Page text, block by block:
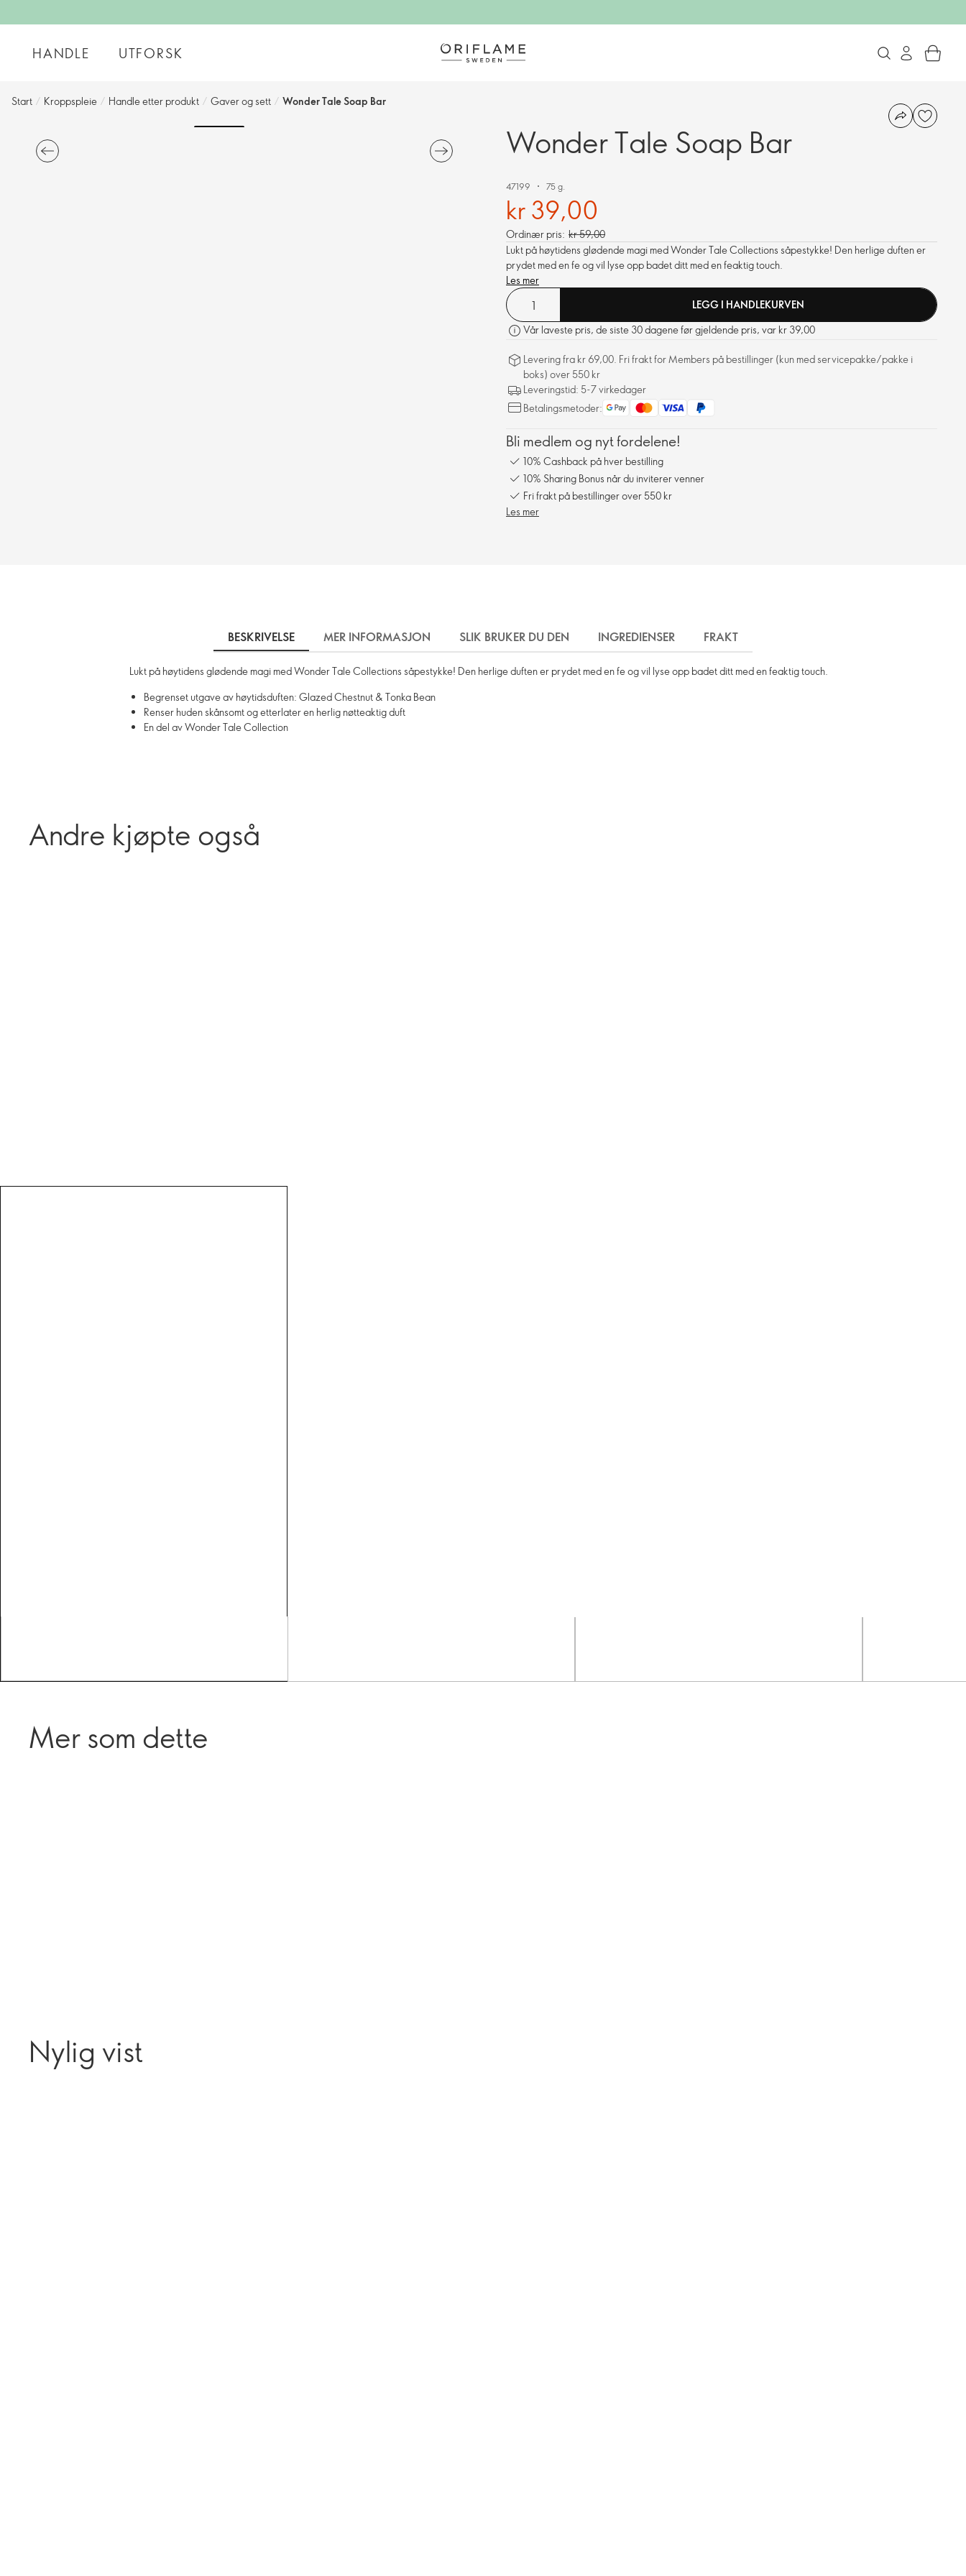
HANDLE UTFORSK
Start / Kroppspleie / Handle etter produkt / Gaver og sett / Wonder Tale Soap Bar
Wonder Tale Soap Bar
47199 75 g.
kr 39,00
Ordinær pris: kr 59,00
Lukt på høytidens glødende magi med Wonder Tale Collections såpestykke! Den herlige duften er
prydet med en fe og vil lyse opp badet ditt med en feaktig touch.
Les mer
LEGG I HANDLEKURVEN
Vår laveste pris, de siste 30 dagene før gjeldende pris, var kr 39,00
Levering fra kr 69,00. Fri frakt for Members på bestillinger (kun med servicepakke/pakke i
boks) over 550 kr
Leveringstid: 5-7 virkedager
Betalingsmetoder:
Bli medlem og nyt fordelene!
10% Cashback på hver bestilling
10% Sharing Bonus når du inviterer venner
Fri frakt på bestillinger over 550 kr
Les mer
BESKRIVELSE MER INFORMASJON SLIK BRUKER DU DEN INGREDIENSER FRAKT
Lukt på høytidens glødende magi med Wonder Tale Collections såpestykke! Den herlige duften er prydet med en fe og vil lyse opp badet ditt med en feaktig touch.
Begrenset utgave av høytidsduften: Glazed Chestnut & Tonka Bean
Renser huden skånsomt og etterlater en herlig nøtteaktig duft
En del av Wonder Tale Collection
Andre kjøpte også
Mer som dette
Nylig vist